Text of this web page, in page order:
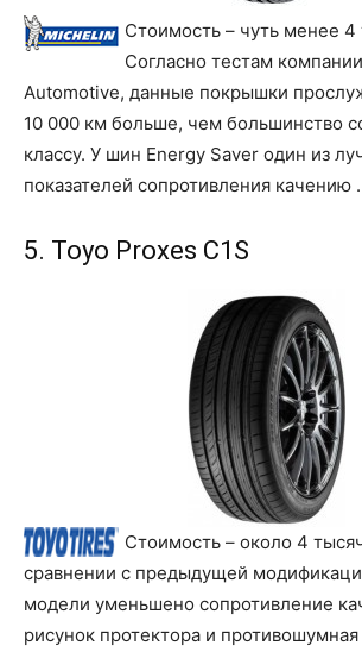
Стоимость – чуть менее 4
Согласно тестам
Automotive, данные покрышки
10 000 км больше, чем большинство
классу. У шин Energy Saver один из
показателей сопротивления качению .
5. Toyo Proxes C1S
Стоимость – около 4
сравнении с предыдущей
модели уменьшено сопротивление
рисунок протектора и